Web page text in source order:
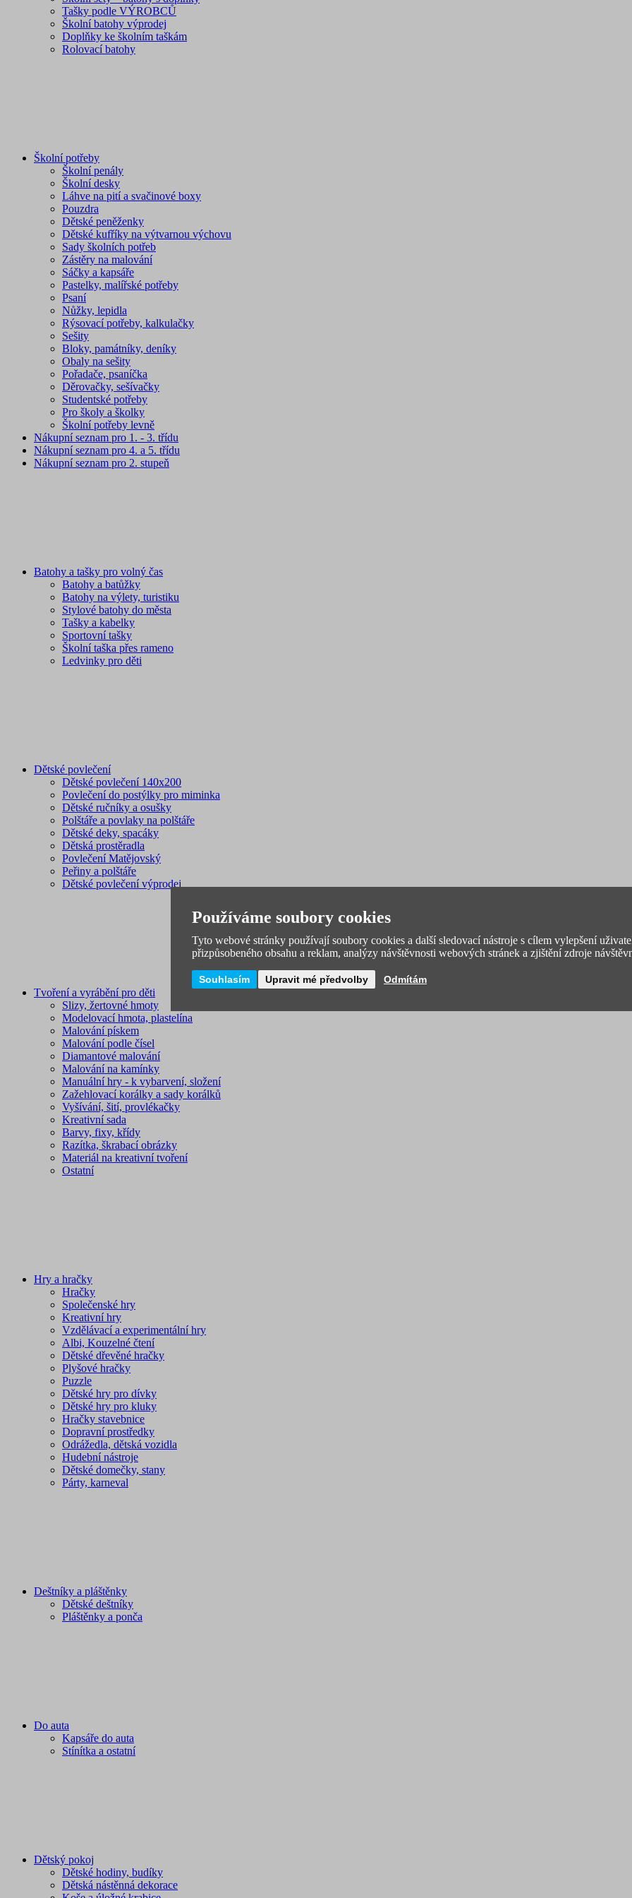
Tašky podle VÝROBCŮ
Školní batohy výprodej
Doplňky ke školním taškám
Rolovací batohy
Školní potřeby
Školní penály
Školní desky
Láhve na pití a svačinové boxy
Pouzdra
Dětské peněženky
Dětské kufříky na výtvarnou výchovu
Sady školních potřeb
Zástěry na malování
Sáčky a kapsáře
Pastelky, malířské potřeby
Psaní
Nůžky, lepidla
Rýsovací potřeby, kalkulačky
Sešity
Bloky, památníky, deníky
Obaly na sešity
Pořadače, psaníčka
Děrovačky, sešívačky
Studentské potřeby
Pro školy a školky
Školní potřeby levně
Nákupní seznam pro 1. - 3. třídu
Nákupní seznam pro 4. a 5. třídu
Nákupní seznam pro 2. stupeň
Batohy a tašky pro volný čas
Batohy a batůžky
Batohy na výlety, turistiku
Stylové batohy do města
Tašky a kabelky
Sportovní tašky
Školní taška přes rameno
Ledvinky pro děti
Dětské povlečení
Dětské povlečení 140x200
Povlečení do postýlky pro miminka
Dětské ručníky a osušky
Polštáře a povlaky na polštáře
Dětské deky, spacáky
Dětská prostěradla
Povlečení Matějovský
Peřiny a polštáře
Dětské povlečení výprodej
Tvoření a vyrábění pro děti
Slizy, žertovné hmoty
Modelovací hmota, plastelína
Malování pískem
Malování podle čísel
Diamantové malování
Malování na kamínky
Manuální hry - k vybarvení, složení
Zažehlovací korálky a sady korálků
Vyšívání, šití, provlékačky
Kreativní sada
Barvy, fixy, křídy
Razítka, škrabací obrázky
Materiál na kreativní tvoření
Ostatní
Hry a hračky
Hračky
Společenské hry
Kreativní hry
Vzdělávací a experimentální hry
Albi, Kouzelné čtení
Dětské dřevěné hračky
Plyšové hračky
Puzzle
Dětské hry pro dívky
Dětské hry pro kluky
Hračky stavebnice
Dopravní prostředky
Odrážedla, dětská vozidla
Hudební nástroje
Dětské domečky, stany
Párty, karneval
Deštníky a pláštěnky
Dětské deštníky
Pláštěnky a ponča
Do auta
Kapsáře do auta
Stínítka a ostatní
Dětský pokoj
Dětské hodiny, budíky
Dětská nástěnná dekorace
Používáme soubory cookies
Tyto webové stránky používají soubory cookies a další sledovací nástroje s cílem vylepšení
přizpůsobeného obsahu a reklam, analýzy návštěvnosti webových stránek a zjištění zdroje
Souhlasím Upravit mé předvolby Odmítám